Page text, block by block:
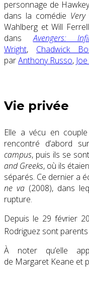
personnage de
dans la comédie
Wahlberg et Will
dansAvengers:
Wright, Chadwick
parAnthony Russo,
Vie privée
Elle a vécu en
rencontré d’abord
campus, puis ils se
and Greeks, où ils
séparés. Ce dernier a
ne va (2008), dans
rupture.
Depuis le 29 février
Rodriguez sont
À noter qu’elle
de Margaret Keane et